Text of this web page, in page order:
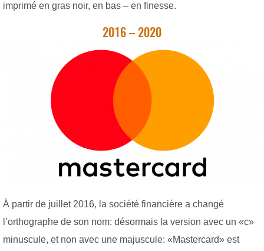
imprimé en gras noir, en bas – en finesse.
2016 – 2020
À partir de juillet 2016, la société financière a changé
l’orthographe de son nom: désormais la version avec un «c»
minuscule, et non avec une majuscule: «Mastercard» est